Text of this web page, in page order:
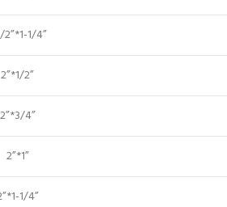
2”*1-1/4”
2”*1/2”
2”*3/4”
2”*1”
1/4”